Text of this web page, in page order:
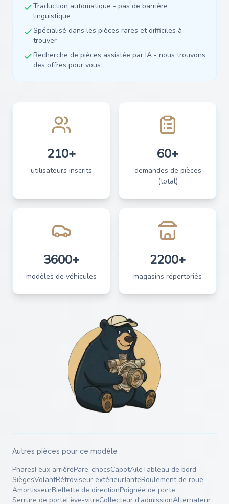
Traduction automatique - pas de barrière
linguistique
Spécialisé dans les pièces rares et difficiles à
trouver
Recherche de pièces assistée par IA - nous trouvons
des offres pour vous
210+
utilisateurs inscrits
60+
demandes de pièces
(total)
3600+
modèles de véhicules
2200+
magasins répertoriés
Autres pièces pour ce modèle
PharesFeux arrièrePare-chocsCapotAileTableau de bord
SiègesVolantRétroviseur extérieurJanteRoulement de roue
AmortisseurBiellette de directionPoignée de porte
Serrure de porteLève-vitreCollecteur d'admissionAlternateur